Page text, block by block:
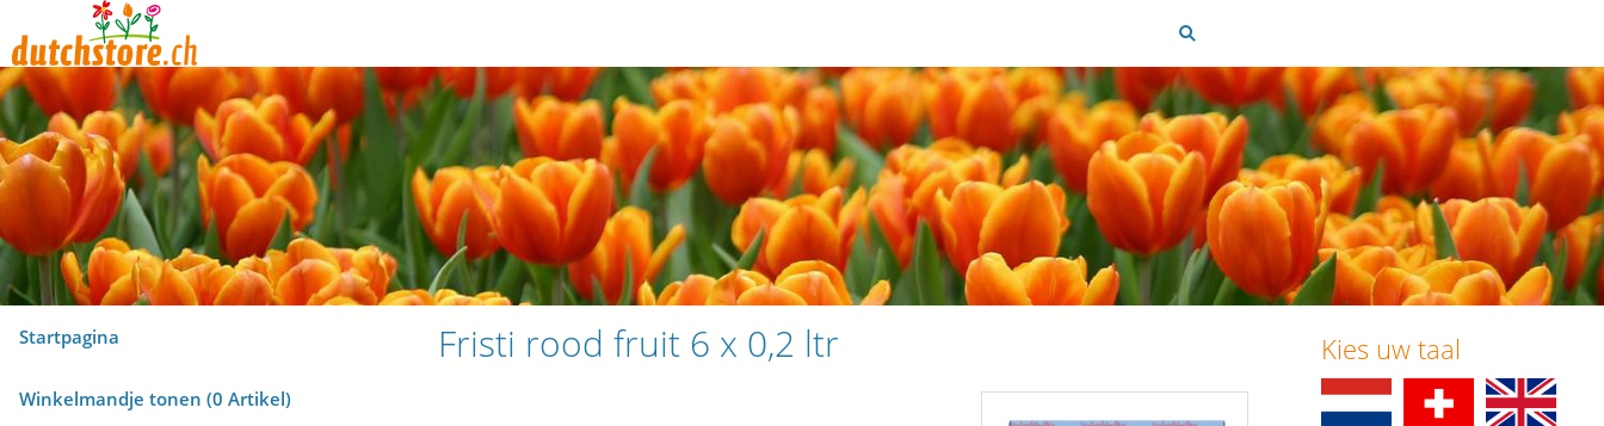
Startpagina
Winkelmandje tonen (0 Artikel)
Fristi rood fruit 6 x 0,2 ltr Kies uw taal